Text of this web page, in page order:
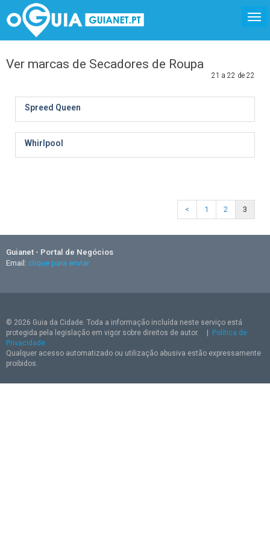
Ver marcas de Secadores de Roupa
21 a 22 de 22
Spreed Queen
Whirlpool
< 1 2 3
Guianet - Portal de Negócios
Email: clique para enviar
© 2026 Guia da Cidade. Toda a informação incluída neste serviço está
protegida pela legislação em vigor sobre direitos de autor.
Política de
Privacidade
Qualquer acesso automatizado ou utilização abusiva estão expressamente
proibidos.